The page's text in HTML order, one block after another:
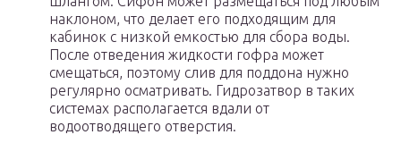
наклоном, что делает его подходящим для
кабинок с низкой емкостью для сбора воды.
После отведения жидкости гофра может
смещаться, поэтому слив для поддона нужно
регулярно осматривать. Гидрозатвор в таких
системах располагается вдали от
водоотводящего отверстия.